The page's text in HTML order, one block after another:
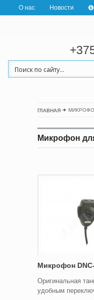
О нас Новости
ГЛАВНАЯ
Микрофон
Микрофон
Оригинальная
удобным